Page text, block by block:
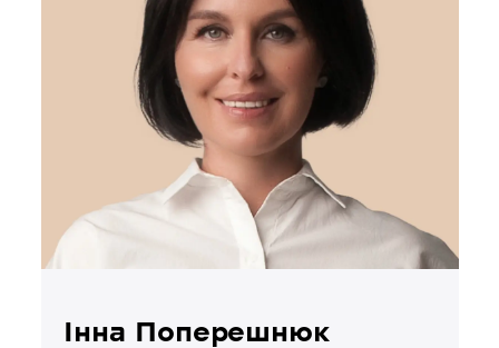
Інна Поперешнюк